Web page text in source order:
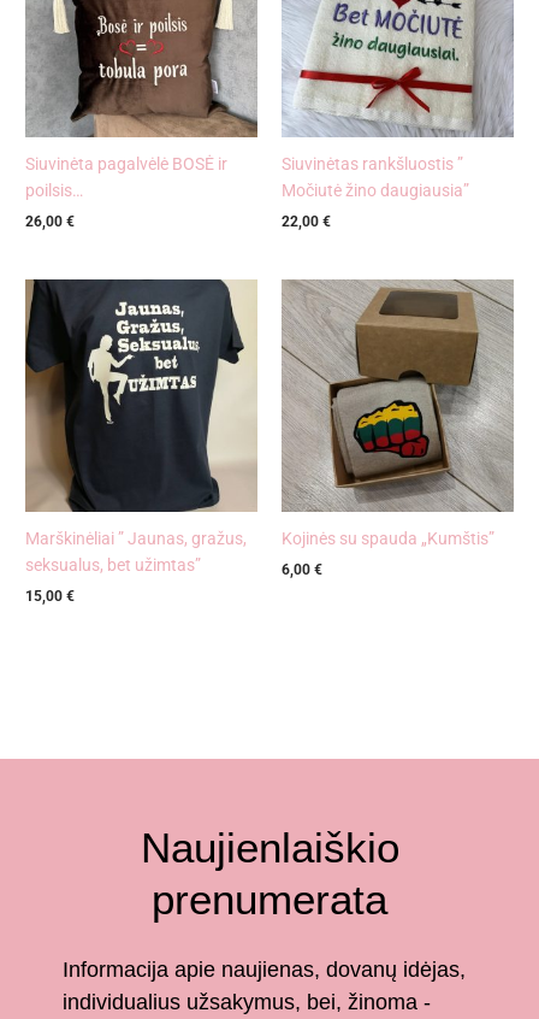
Siuvinėta pagalvėlė BOSĖ ir
poilsis…
26,00€
Siuvinėtas rankšluostis ”
Močiutė žino daugiausia”
22,00 €
Marškinėliai ” Jaunas, gražus,
seksualus, bet užimtas”
15,00€
Kojinės su spauda „Kumštis”
6,00 €
Naujienlaiškio
prenumerata
Informacija apie naujienas, dovanų idėjas,
individualius užsakymus, bei, žinoma -